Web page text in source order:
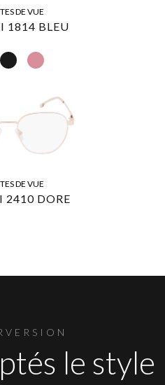
DE VUE
1814 BLEU
DE VUE
2410 DORE
le style